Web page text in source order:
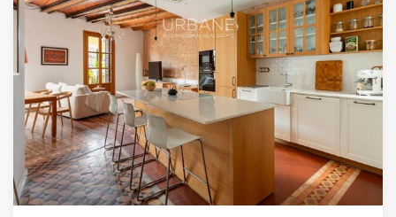
arquitectónicos originales, permiten la entrada de
abundante luz natural, creando una atmósfera cálida y
acogedora. Las dos habitaciones son espaciosas y están
bien distribuidas, cada una equipada con almacenamiento
empotrado para una mayor comodidad. Los modernos y
elegantes baños están equipados con materiales de alta
calidad, garantizando una experiencia de bienestar diaria.
Cada detalle de este apartamento ha sido cuidadosamente
pensado para ofrecer un entorno de vida agradable y
refinado.La residencia también ofrece una gama de
servicios y comodidades diseñados para enriquecer tu
experiencia de vida. Los residentes se benefician de
espacios comunes bien cuidados, ideales para relajarse o